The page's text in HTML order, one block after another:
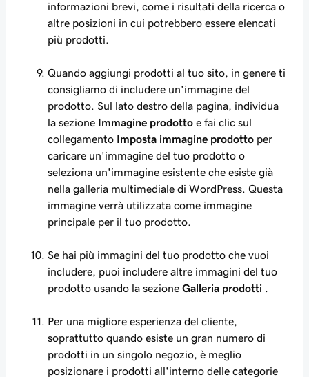
informazioni brevi, come i risultati della ricerca o
altre posizioni in cui potrebbero essere elencati
più prodotti.
Quando aggiungi prodotti al tuo sito, in genere ti
consigliamo di includere un'immagine del
prodotto. Sul lato destro della pagina, individua
la sezione Immagine prodotto e fai clic sul
collegamento Imposta immagine prodotto per
caricare un'immagine del tuo prodotto o
seleziona un'immagine esistente che esiste già
nella galleria multimediale di WordPress. Questa
immagine verrà utilizzata come immagine
principale per il tuo prodotto.
Se hai più immagini del tuo prodotto che vuoi
includere, puoi includere altre immagini del tuo
prodotto usando la sezione Galleria prodotti
Per una migliore esperienza del cliente,
soprattutto quando esiste un gran numero di
prodotti in un singolo negozio, è meglio
posizionare i prodotti all'interno delle categorie